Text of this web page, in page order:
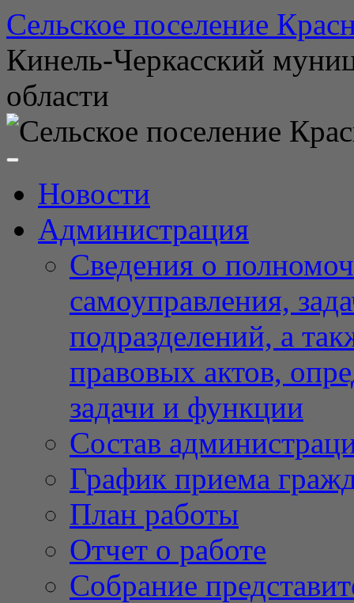
Перейти
к
содержимому
Сельское поселение
Кинель-Черкасский
области
Новости
Администрация
Сведения о
самоуправления,
подразделений, а
правовых актов,
задачи и функции
Состав
График приема
План работы
Отчет о работе
Собрание